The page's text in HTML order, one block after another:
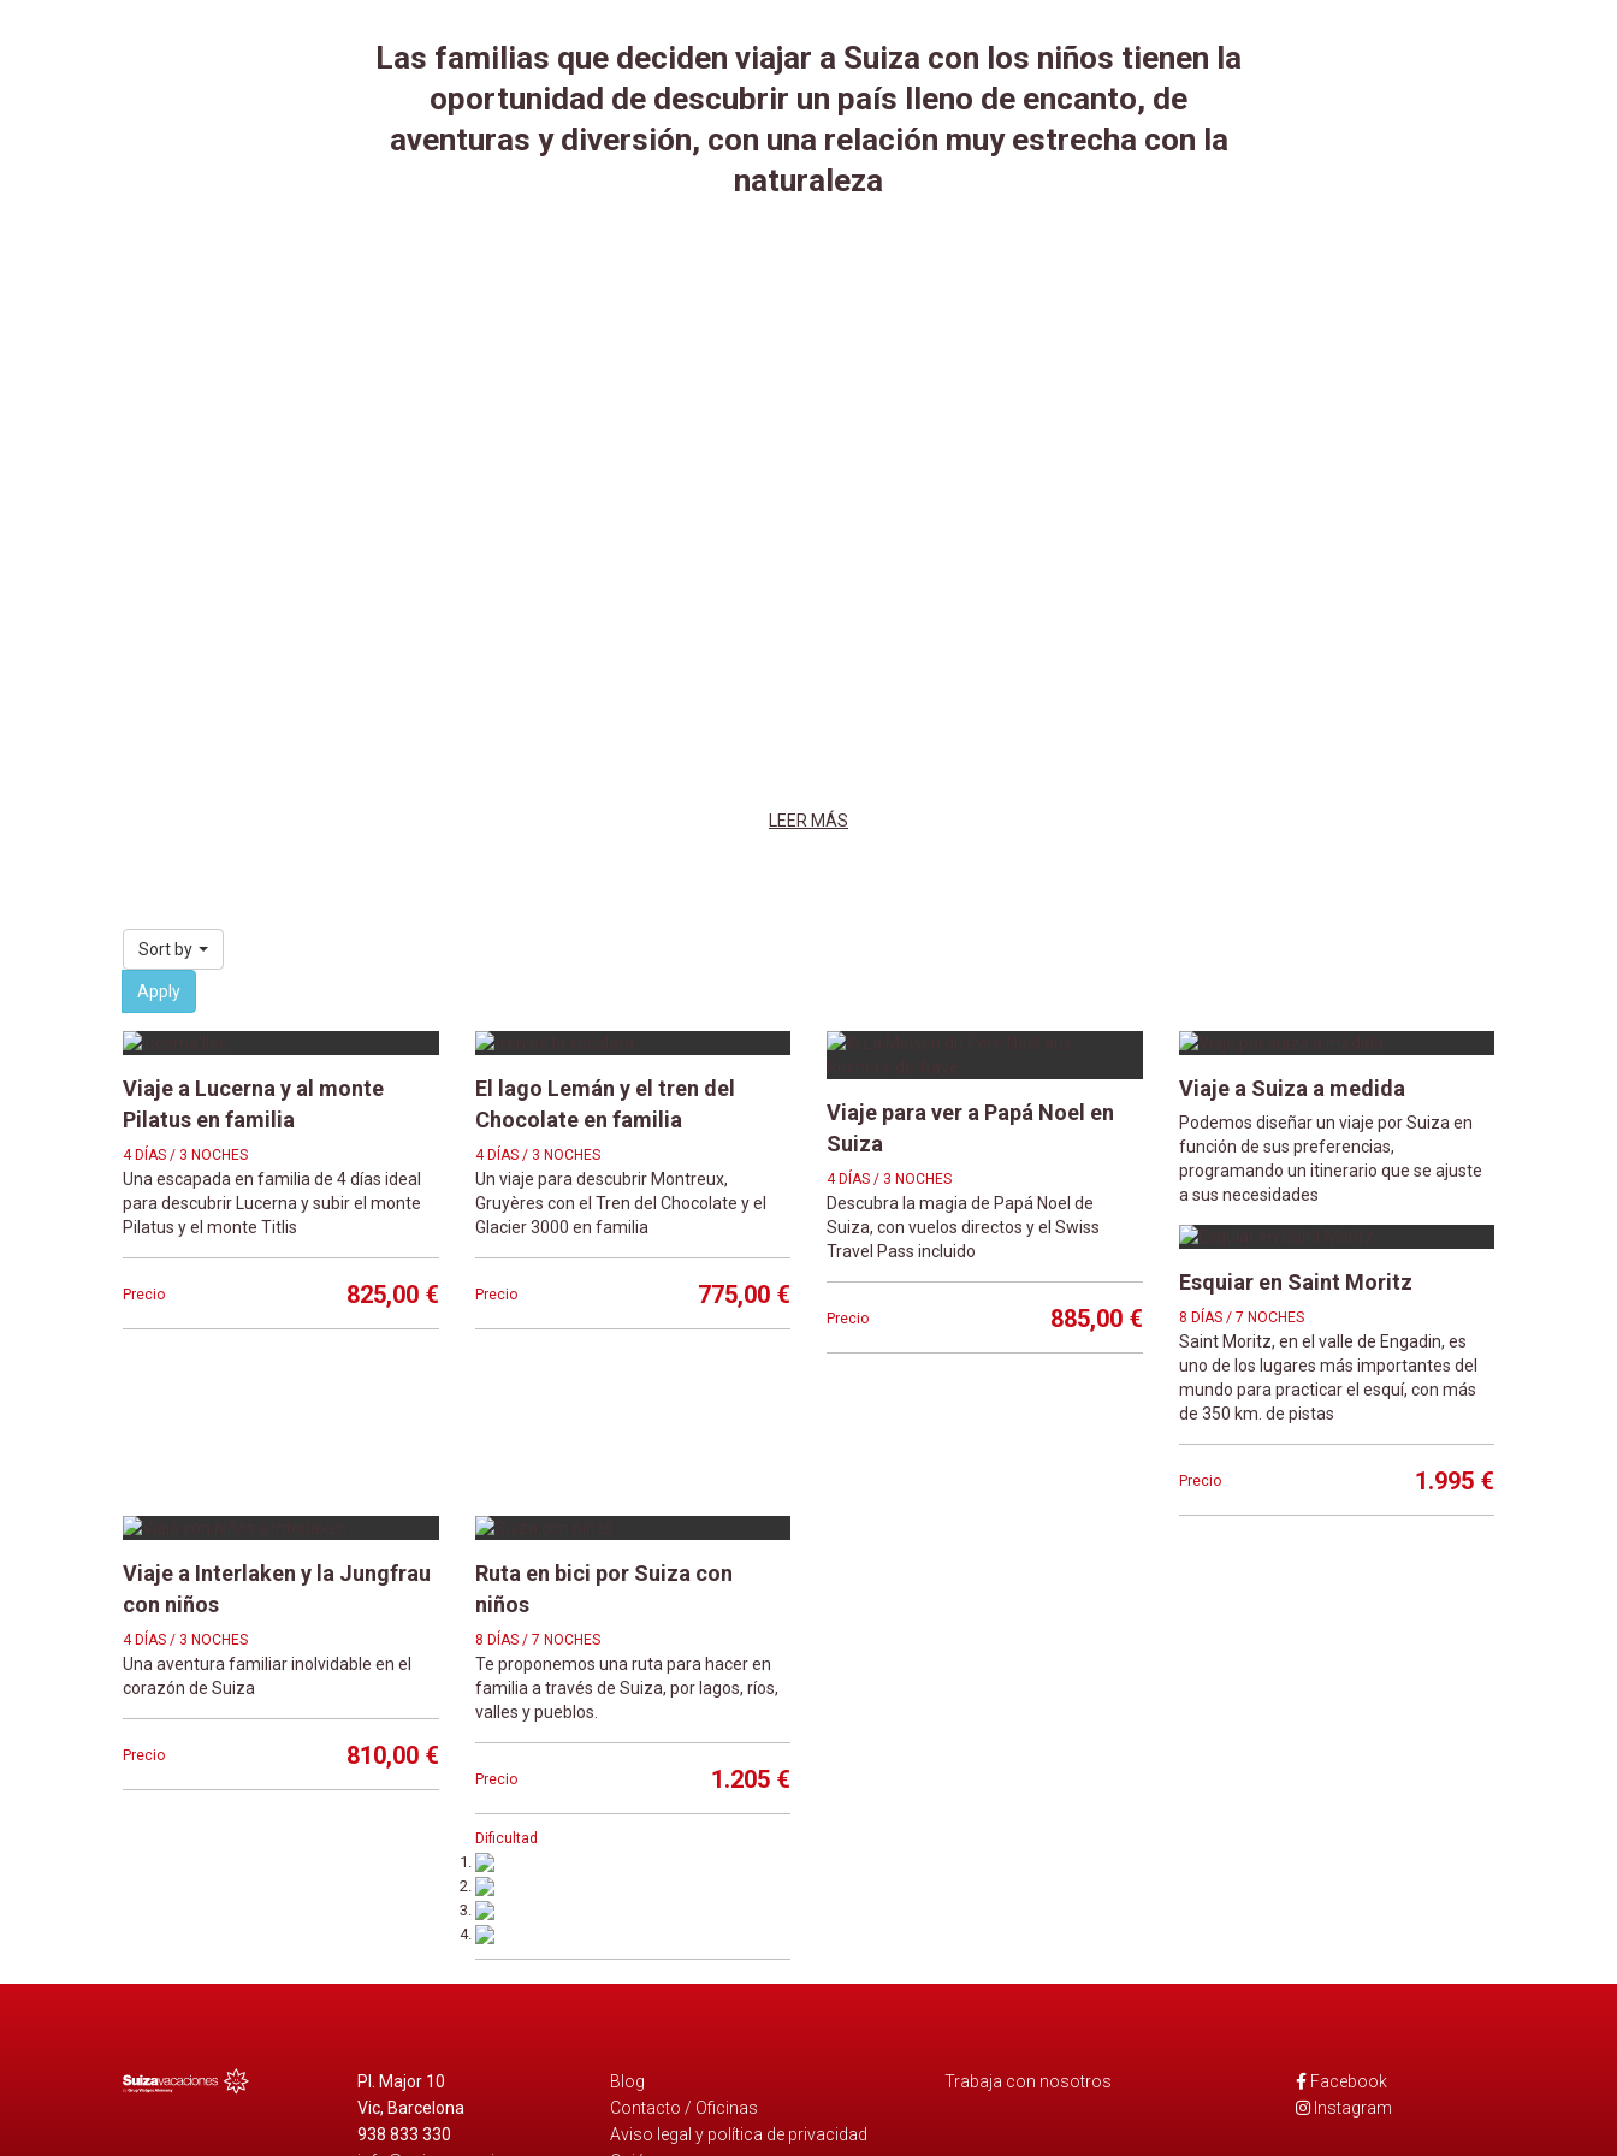
Las familias que deciden viajar a Suiza con los niños tienen la
oportunidad de descubrir un país lleno de encanto, de
aventuras y diversión, con una relación muy estrecha con la
naturaleza
LEER MÁS
Sort by
Apply
Viaje a Lucerna y al monte
Pilatus en familia
4 DÍAS / 3 NOCHES
Una escapada en familia de 4 días ideal
para descubrir Lucerna y subir el monte
Pilatus y el monte Titlis
Precio 825,00 €
El lago Lemán y el tren del
Chocolate en familia
4 DÍAS / 3 NOCHES
Un viaje para descubrir Montreux,
Gruyères con el Tren del Chocolate y el
Glacier 3000 en familia
Precio 775,00 €
Viaje para ver a Papá Noel en
Suiza
4 DÍAS / 3 NOCHES
Descubra la magia de Papá Noel de
Suiza, con vuelos directos y el Swiss
Travel Pass incluido
Precio 885,00 €
Viaje a Suiza a medida
Podemos diseñar un viaje por Suiza en
función de sus preferencias,
programando un itinerario que se ajuste
a sus necesidades
Esquiar en Saint Moritz
8 DÍAS / 7 NOCHES
Saint Moritz, en el valle de Engadin, es
uno de los lugares más importantes del
mundo para practicar el esquí, con más
de 350 km. de pistas
Precio 1.995 €
Viaje a Interlaken y la Jungfrau
con niños
4 DÍAS / 3 NOCHES
Una aventura familiar inolvidable en el
corazón de Suiza
Precio 810,00 €
Ruta en bici por Suiza con
niños
8 DÍAS / 7 NOCHES
Te proponemos una ruta para hacer en
familia a través de Suiza, por lagos, ríos,
valles y pueblos.
Precio 1.205 €
Dificultad
Pl. Major 10
Vic, Barcelona
938 833 330
Blog
Contacto / Oficinas
Aviso legal y política de privacidad
Trabaja con nosotros
Facebook
Instagram